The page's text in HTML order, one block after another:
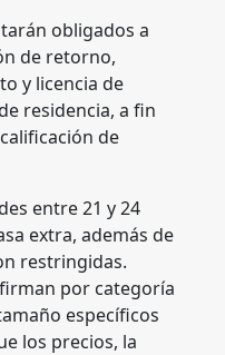
obligados a
de retorno,
y licencia de
residencia, a fin
de
entre 21 y 24
extra, además de
restringidas.
por categoría
específicos
los precios, la